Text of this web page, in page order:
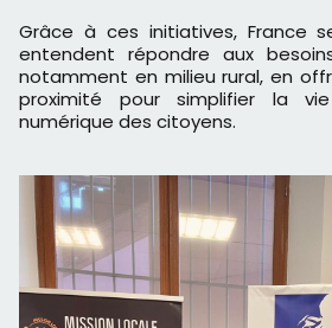
Grâce à ces initiatives, France
entendent répondre aux
notamment en milieu rural, en
proximité pour simplifier la
numérique des citoyens.